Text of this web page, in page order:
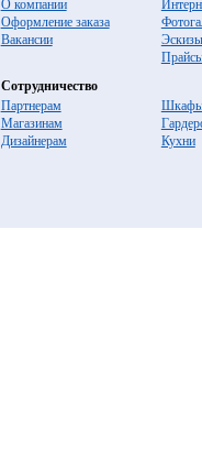
О компании
Оформление заказа
Вакансии
Эскизы
Сотрудничество
Партнерам
Магазинам
Дизайнерам
Кухни